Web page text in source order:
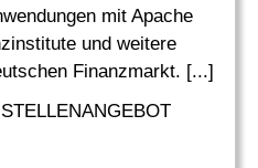
mit Apache
und weitere
Finanzmarkt. [...]